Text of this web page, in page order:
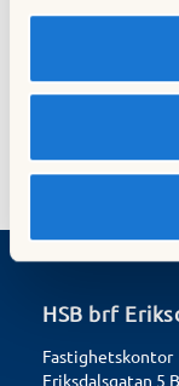
HSB brf
Fastighetskontor
Eriksdalsgatan 5 B